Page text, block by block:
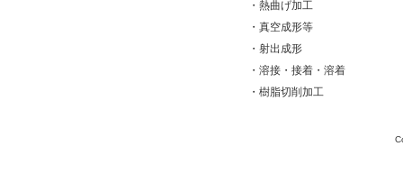
・ 熱曲げ加工
・ 真空成形等
・ 射出成形
・ 溶接・接着・溶着
・ 樹脂切削加工